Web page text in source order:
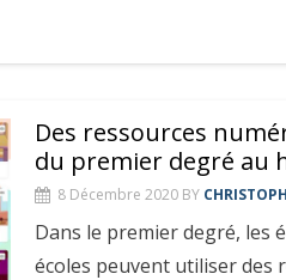
Des ressources
du premier degré au
8 Décembre 2020 BY
Dans le premier degré, les
écoles peuvent utiliser des